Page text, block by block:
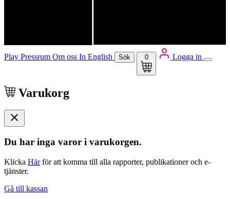
Play Pressrum Om oss In English Sök 0 Logga in
Varukorg
Du har inga varor i varukorgen.
Klicka Härför att komma till alla rapporter, publikationer och e-
tjänster.
Gå till kassan